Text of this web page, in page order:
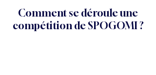
Comment se déroule une
compétition de SPOGOMI ?